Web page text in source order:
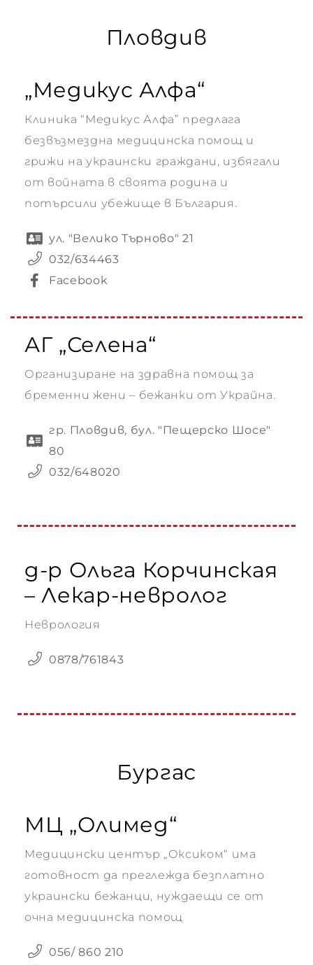
Пловдив
„Медикус Алфа“
Клиника “Медикус Алфа” предлага
безвъзмездна медицинска помощ и
грижи на украински граждани, избягали
от войната в своята родина и
потърсили убежище в България.
ул. "Велико Търново" 21
032/634463
Facebook
АГ „Селена“
Организиране на здравна помощ за
бременни жени – бежанки от Украйна.
гр. Пловдив, бул. "Пещерско Шосе"
80
032/648020
д-р Ольга Корчинская
– Лекар-невролог
Неврология
0878/761843
Бургас
МЦ „Олимед“
Медицински център „Оксиком“ има
готовност да преглежда безплатно
украински бежанци, нуждаещи се от
очна медицинска помощ
056/ 860 210